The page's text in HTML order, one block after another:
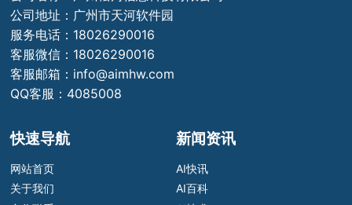
公司地址：广州市天河软件园
服务电话：18026290016
客服微信：18026290016
客服邮箱：info@aimhw.com
QQ客服：4085008
快速导航
网站首页
关于我们
新闻资讯
AI快讯
AI百科